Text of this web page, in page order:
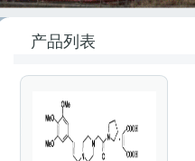
产品列表